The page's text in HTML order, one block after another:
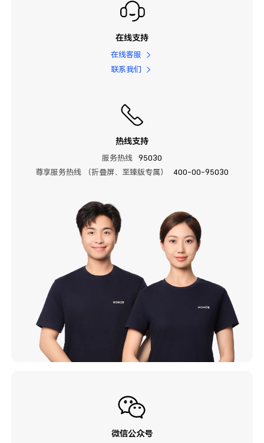
在线支持
在线客服
联系我们
热线支持
服务热线
95030
尊享服务热线 （折叠屏、至臻版专属）
400-00-95030
微信公众号